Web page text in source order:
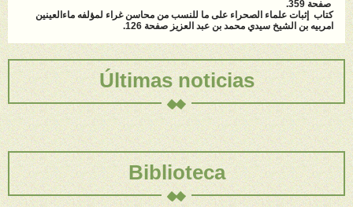
صفحة 359.
كتاب إثبات علماء الصحراء على ما للنسب من محاسن غراء لمؤلفه ماءالعينين
امربيه بن الشيخ سيدي محمد بن عبد العزيز صفحة 126.
Últimas noticias
Biblioteca